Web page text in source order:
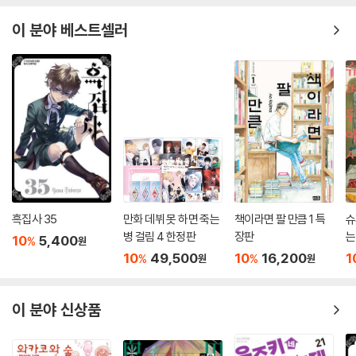
이 분야 베스트셀러
흑집사 35
10% 5,400원
만화 데뷔 못 하면 죽는
병 걸림 4 한정판
10% 49,500원
책이라면 팔 만큼 1 특
장판
10% 16,200원
이 분야 신상품